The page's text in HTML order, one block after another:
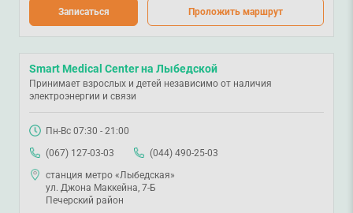
Записаться Проложить маршрут
Smart Medical Center на Лыбедской
Принимает взрослых и детей независимо от наличия
электроэнергии и связи
Пн-Вс 07:30 - 21:00
(067) 127-03-03
(044) 490-25-03
станция метро «Лыбедская»
ул. Джона Маккейна, 7-Б
Печерский район